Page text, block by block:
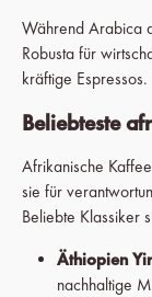
Während Arabica
Robusta für
kräftige Espressos.
Beliebteste
Afrikanische
sie für
Beliebte Klassiker
Äthiopien
nachhaltige